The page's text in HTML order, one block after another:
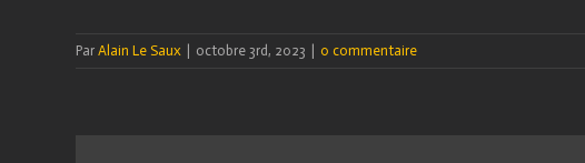
Par Alain Le Saux octobre 3rd, 2023 0 commentaire